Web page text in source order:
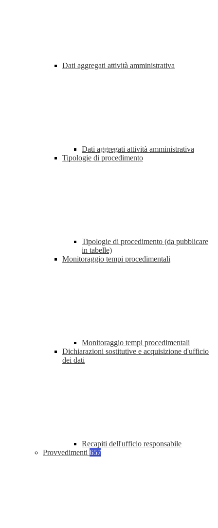
Dati aggregati attività amministrativa
Dati aggregati attività amministrativa
Tipologie di procedimento
Tipologie di procedimento (da pubblicare
in tabelle)
Monitoraggio tempi procedimentali
Monitoraggio tempi procedimentali
Dichiarazioni sostitutive e acquisizione d'ufficio
dei dati
Recapiti dell'ufficio responsabile
Provvedimenti 657